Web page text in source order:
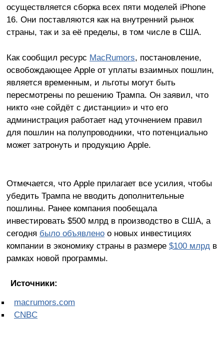
осуществляется сборка всех пяти моделей iPhone
16. Они поставляются как на внутренний рынок
страны, так и за её пределы, в том числе в США.
Как сообщил ресурс MacRumors, постановление,
освобождающее Apple от уплаты взаимных пошлин,
является временным, и льготы могут быть
пересмотрены по решению Трампа. Он заявил, что
никто «не сойдёт с дистанции» и что его
администрация работает над уточнением правил
для пошлин на полупроводники, что потенциально
может затронуть и продукцию Apple.
Отмечается, что Apple прилагает все усилия, чтобы
убедить Трампа не вводить дополнительные
пошлины. Ранее компания пообещала
инвестировать $500 млрд в производство в США, а
сегодня было объявленоо новых инвестициях
компании в экономику страны в размере $100 млрд в
рамках новой программы.
Источники:
macrumors.com
CNBC